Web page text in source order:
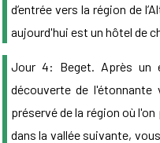
d’entrée vers la région de
aujourd'hui est un hôtel de
Jour 4: Beget. Après un
découverte de
préservé de la région où
dans la vallée suivante,